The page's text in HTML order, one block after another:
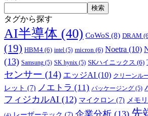
検索
タグから探す
AI半導体 (40) CoWoS (8) DRAM
(19) HBM4 (6) intel (5) micron (6) Noetra (10)
(13) Samsung (5) SK hynix (5) SKハイニックス (6)
センサー (14) エッジAI (10) クリーンル
レット (7) ノエトラ (11) パッケージング (5)
フィジカルAI (12) マイクロン (7) メモリ
企業分析 (13) 先